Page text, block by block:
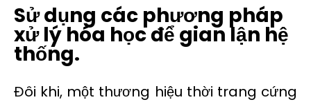
Sử dụng các phương pháp
xử lý hóa học để gian lận hệ
thống.
Đôi khi, một thương hiệu thời trang cứng